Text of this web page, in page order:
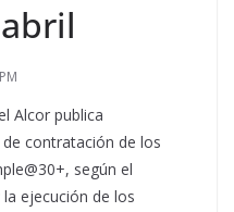
Alcor publica
contratación de los
según el
ejecución de los